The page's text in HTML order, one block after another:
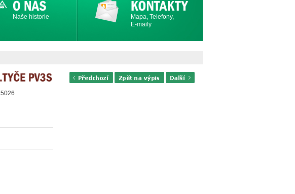
Naše historie
Mapa, Telefony,
E-maily